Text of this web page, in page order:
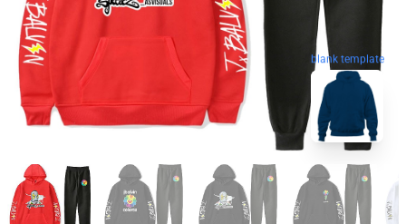
blank template